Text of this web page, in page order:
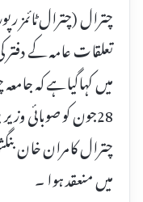
چترال (چترال
تعلقات عامہ کے
میں کہاگیاہے کہ
28جون کو صوبائی
چترال کامران خان
میں منعقد ہوا ۔